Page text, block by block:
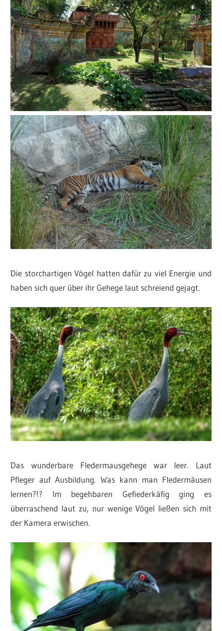
Die storchartigen Vögel hatten dafür zu viel Energie und
haben sich quer über ihr Gehege laut schreiend gejagt.
Das wunderbare Fledermausgehege war leer. Laut
Pfleger auf Ausbildung. Was kann man Fledermäusen
lernen?!? Im begehbaren Gefiederkäfig ging es
überraschend laut zu, nur wenige Vögel ließen sich mit
der Kamera erwischen.